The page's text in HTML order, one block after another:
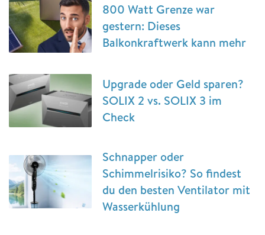
800 Watt Grenze war
gestern: Dieses
Balkonkraftwerk kann mehr
Upgrade oder Geld sparen?
SOLIX 2 vs. SOLIX 3 im
Check
Schnapper oder
Schimmelrisiko? So findest
du den besten Ventilator mit
Wasserkühlung